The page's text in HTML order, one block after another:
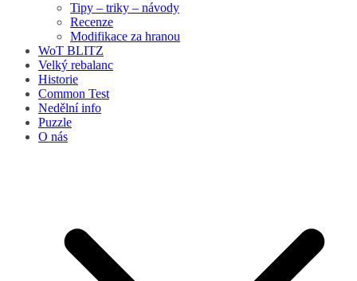
Tipy – triky – návody
Recenze
Modifikace za hranou
WoT BLITZ
Velký rebalanc
Historie
Common Test
Nedělní info
Puzzle
O nás